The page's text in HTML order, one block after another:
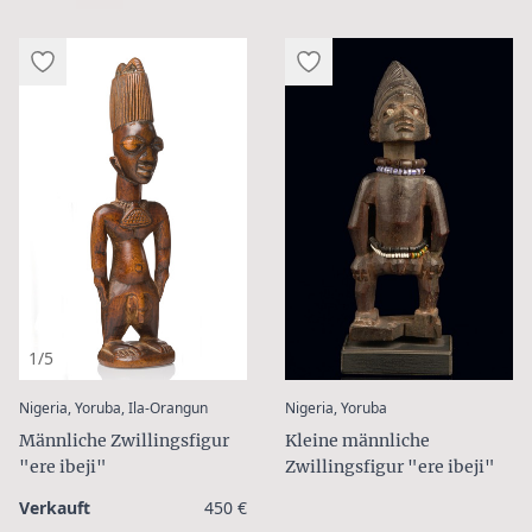
1/5
Nigeria, Yoruba, Ila-Orangun:
Männliche Zwillingsfigur
"ere ibeji"
Verkauft 450 €
Nigeria, Yoruba
Kleine männliche
Zwillingsfigur "ere ibeji"